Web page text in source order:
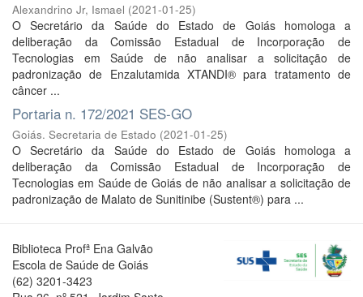
Alexandrino Jr, Ismael (2021-01-25)
O Secretário da Saúde do Estado de Goiás homologa a
deliberação da Comissão Estadual de Incorporação de
Tecnologias em Saúde de não analisar a solicitação de
padronização de Enzalutamida XTANDI® para tratamento de
câncer ...
Portaria n. 172/2021 SES-GO
Goiás. Secretaria de Estado (2021-01-25)
O Secretário da Saúde do Estado de Goiás homologa a
deliberação da Comissão Estadual de Incorporação de
Tecnologias em Saúde de Goiás de não analisar a solicitação de
padronização de Malato de Sunitinibe (Sustent®) para ...
Biblioteca Profª Ena Galvão
Escola de Saúde de Goiás
(62) 3201-3423